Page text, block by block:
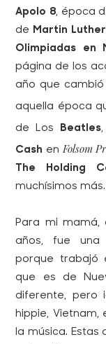
Apolo 8, época
de Martin
Olimpiadas en
página de los
año que
aquella época
de Los Beatles,
Cash enFolsom
The Holding
muchísimos más.
Para mi mamá,
años, fue una
porque trabajó
que es de
diferente, pero
hippie, Vietnam,
la música.